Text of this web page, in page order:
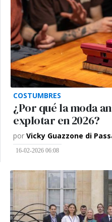
COSTUMBRES
¿Por qué la moda
explotar en 2026?
por Vicky Guazzone di
16-02-2026 06:08